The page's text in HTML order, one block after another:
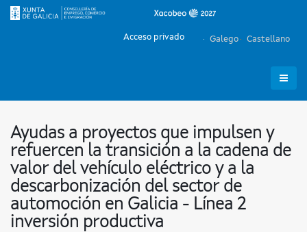
Galego Castellano
Acceso privado
Ayudas a proyectos que impulsen y
refuercen la transición a la cadena de
valor del vehículo eléctrico y a la
descarbonización del sector de
automoción en Galicia - Línea 2
inversión productiva